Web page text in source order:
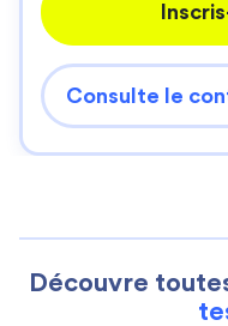
Consulte le
Découvre